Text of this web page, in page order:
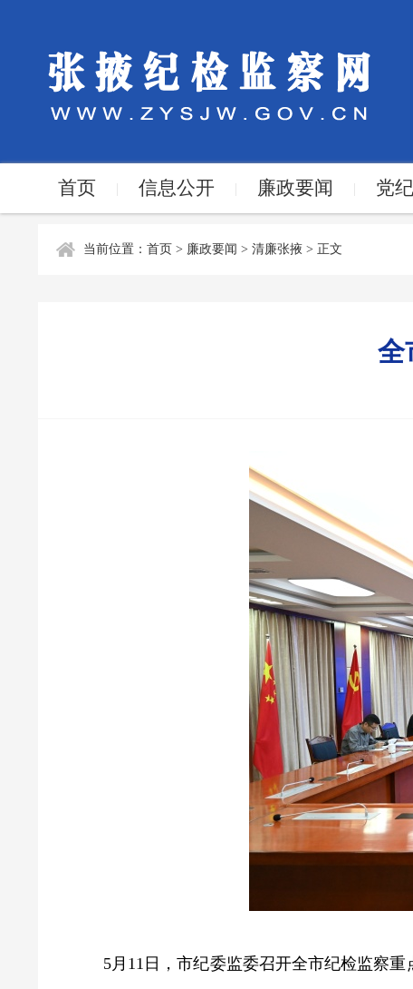
首页 | 信息公开 | 廉政要闻 | 党
当前位置： 首页 > 廉政要闻 > 清廉张掖 > 正文
全
5月11日，市纪委监委召开全市纪检监察